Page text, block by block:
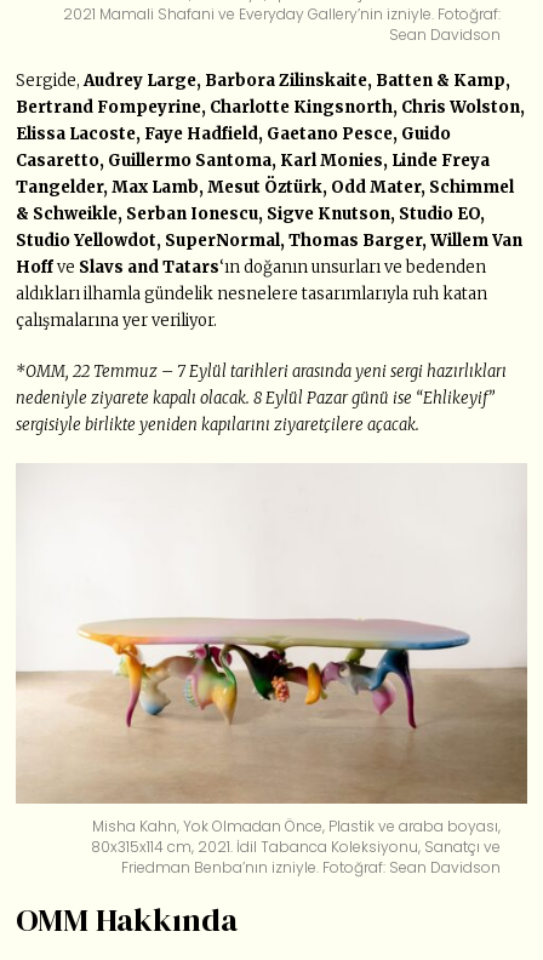
2021 Mamali Shafani ve Everyday Gallery’nin izniyle. Fotoğraf:
Sean Davidson
Sergide,Audrey Large, Barbora Zilinskaite, Batten & Kamp,
Bertrand Fompeyrine, Charlotte Kingsnorth, Chris Wolston,
Elissa Lacoste, Faye Hadfield, Gaetano Pesce, Guido
Casaretto, Guillermo Santoma, Karl Monies, Linde Freya
Tangelder, Max Lamb, Mesut Öztürk, Odd Mater, Schimmel
& Schweikle, Serban Ionescu, Sigve Knutson, Studio EO,
Studio Yellowdot, SuperNormal, Thomas Barger, Willem Van
Hoffve Slavs and Tatars‘ın doğanın unsurları ve bedenden
aldıkları ilhamla gündelik nesnelere tasarımlarıyla ruh katan
çalışmalarına yer veriliyor.
*OMM, 22 Temmuz – 7 Eylül tarihleri arasında yeni sergi hazırlıkları
nedeniyle ziyarete kapalı olacak. 8 Eylül Pazar günü ise “Ehlikeyif”
sergisiyle birlikte yeniden kapılarını ziyaretçilere açacak.
Misha Kahn, Yok Olmadan Önce, Plastik ve araba boyası,
80x315x114 cm, 2021. İdil Tabanca Koleksiyonu, Sanatçı ve
Friedman Benba’nın izniyle. Fotoğraf: Sean Davidson
OMM Hakkında